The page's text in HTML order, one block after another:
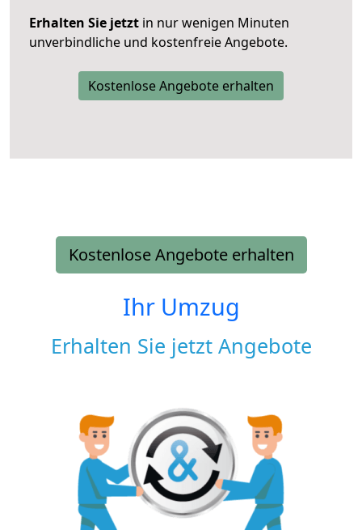
Erhalten Sie jetzt in nur wenigen Minuten
unverbindliche und kostenfreie Angebote.
Kostenlose Angebote erhalten
Kostenlose Angebote erhalten
Ihr Umzug
Erhalten Sie jetzt Angebote